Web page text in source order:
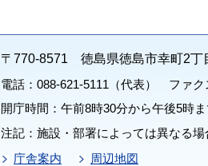
〒770-8571 徳島県徳島市幸町2丁
電話：088-621-5111（代表） ファク
開庁時間：午前8時30分から午後5時
注記：施設・部署によっては異なる
庁舎案内
周辺地図